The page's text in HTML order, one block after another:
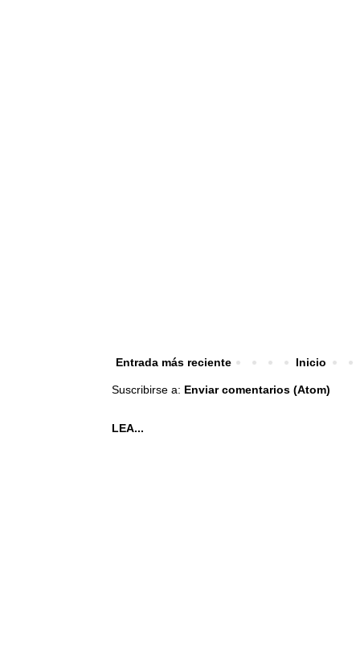
Entrada más reciente Inicio
Suscribirse a: Enviar comentarios (Atom)
LEA...